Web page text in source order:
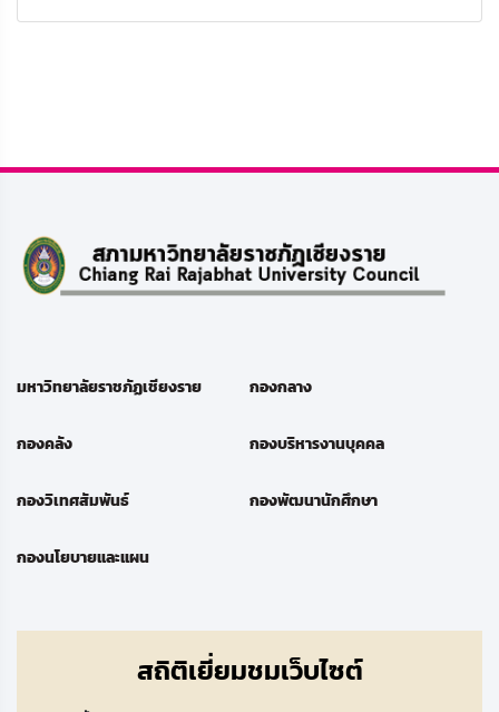
มหาวิทยาลัยราชภัฏเชียงราย กองกลาง
กองคลัง กองบริหารงานบุคคล
กองวิเทศสัมพันธ์ กองพัฒนานักศึกษา
กองนโยบายและแผน
สถิติเยี่ยมชมเว็บไซต์